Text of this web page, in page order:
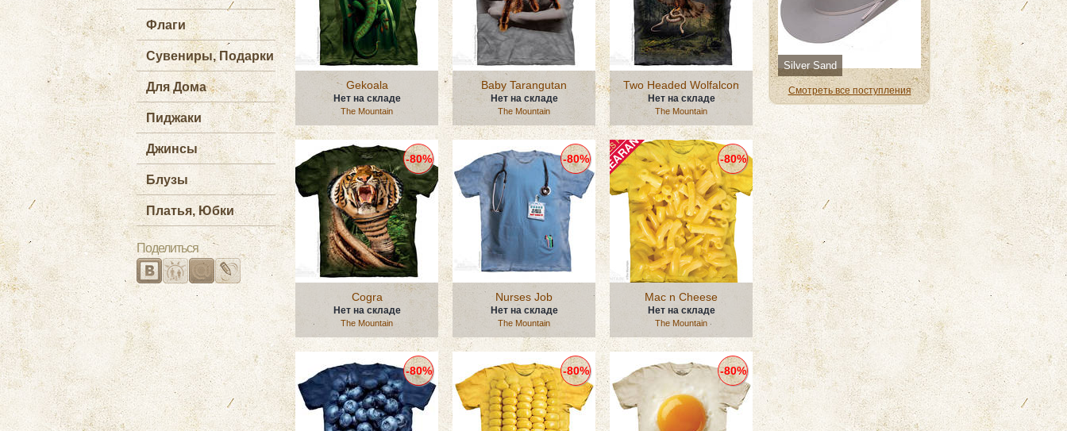
Флаги
Сувениры, Подарки
Для Дома
Пиджаки
Джинсы
Блузы
Платья, Юбки
Поделиться
Gekoala
Нет на складе
The Mountain
Baby Tarangutan
Нет на складе
The Mountain
Two Headed Wolfalcon
Нет на складе
The Mountain
Cogra
Нет на складе
The Mountain
-80%
Nurses Job
Нет на складе
The Mountain
-80%
Mac n Cheese
Нет на складе
The Mountain
-80%
-80% -80% -80%
Silver Sand
Смотреть все поступления